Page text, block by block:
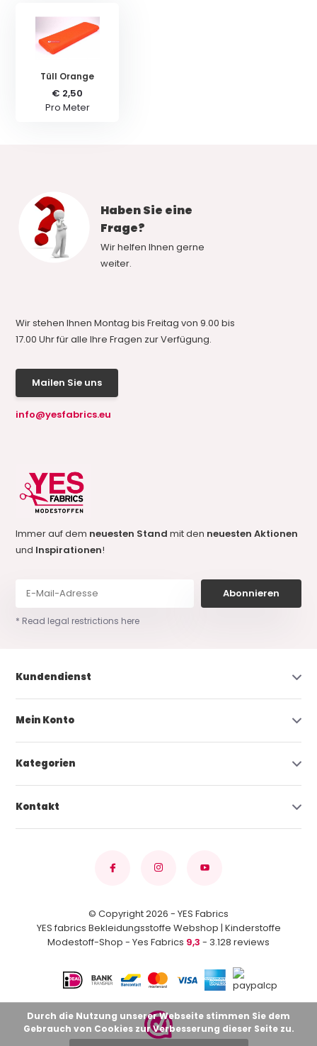
Tüll Orange
€ 2,50
Pro Meter
Haben Sie eine
Frage?
Wir helfen Ihnen gerne
weiter.
Wir stehen Ihnen Montag bis Freitag von 9.00 bis
17.00 Uhr für alle Ihre Fragen zur Verfügung.
Mailen Sie uns
info@yesfabrics.eu
Immer auf dem neuesten Standmit den neuesten Aktionen
und Inspirationen!
Abonnieren
* Read legal restrictions here
Kundendienst
Mein Konto
Kategorien
Kontakt
© Copyright 2026 - YES Fabrics
YES fabrics Bekleidungsstoffe Webshop | Kinderstoffe
Modestoff-Shop - Yes Fabrics 9,3 - 3.128 reviews
Durch die Nutzung unserer Webseite stimmen Sie dem
Gebrauch von Cookies zur Verbesserung dieser Seite zu.